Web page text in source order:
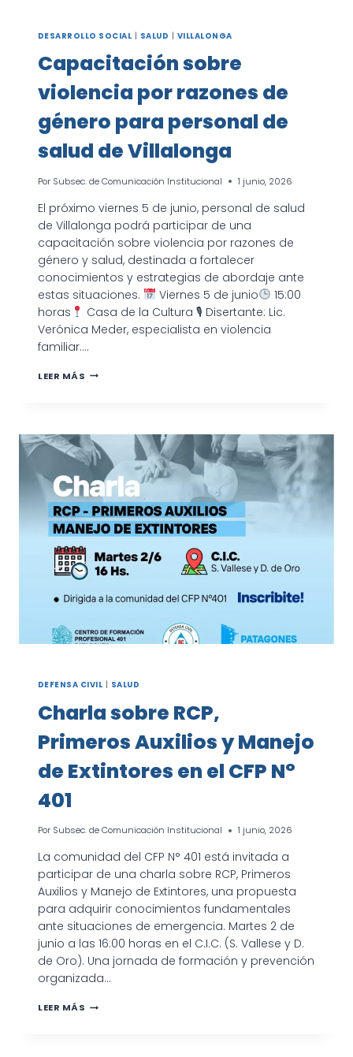
DESARROLLO SOCIAL | SALUD | VILLALONGA
Capacitación sobre
violencia por razones de
género para personal de
salud de Villalonga
Por Subsec. de Comunicación Institucional 1 junio, 2026
El próximo viernes 5 de junio, personal de salud
de Villalonga podrá participar de una
capacitación sobre violencia por razones de
género y salud, destinada a fortalecer
conocimientos y estrategias de abordaje ante
estas situaciones.
Viernes 5 de junio
15:00
horas
Casa de la Cultura 🎙 Disertante: Lic.
Verónica Meder, especialista en violencia
familiar….
LEER MÁS CAPACITACIÓN
DE
GÉNERO
PARA
PERSONAL
DE
SALUD
DE
VILLALONGA
DEFENSA CIVIL SALUD
Charla sobre RCP,
Primeros Auxilios y Manejo
de Extintores en el CFP N°
401
Por Subsec. de Comunicación Institucional 1 junio, 2026
La comunidad del CFP N° 401 está invitada a
participar de una charla sobre RCP, Primeros
Auxilios y Manejo de Extintores, una propuesta
para adquirir conocimientos fundamentales
ante situaciones de emergencia. Martes 2 de
junio a las 16:00 horas en el C.I.C. (S. Vallese y D.
de Oro). Una jornada de formación y prevención
organizada…
LEER MÁS CHARLA